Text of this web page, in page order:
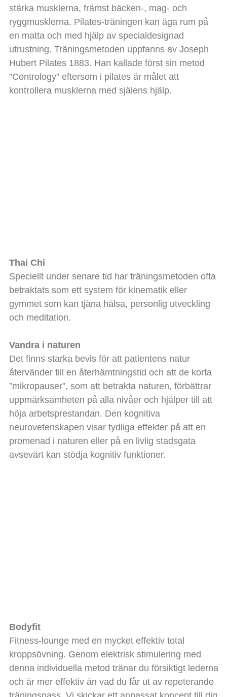
stärka musklerna, främst bäcken-, mag- och
ryggmusklerna. Pilates-träningen kan äga rum på
en matta och med hjälp av specialdesignad
utrustning. Träningsmetoden uppfanns av Joseph
Hubert Pilates 1883. Han kallade först sin metod
”Contrology” eftersom i pilates är målet att
kontrollera musklerna med själens hjälp.
Thai Chi
Speciellt under senare tid har träningsmetoden ofta
betraktats som ett system för kinematik eller
gymmet som kan tjäna hälsa, personlig utveckling
och meditation.
Vandra i naturen
Det finns starka bevis för att patientens natur
återvänder till en återhämtningstid och att de korta
”mikropauser”, som att betrakta naturen, förbättrar
uppmärksamheten på alla nivåer och hjälper till att
höja arbetsprestandan. Den kognitiva
neurovetenskapen visar tydliga effekter på att en
promenad i naturen eller på en livlig stadsgata
avsevärt kan stödja kognitiv funktioner.
Bodyfit
Fitness-lounge med en mycket effektiv total
kroppsövning. Genom elektrisk stimulering med
denna individuella metod tränar du försiktigt lederna
och är mer effektiv än vad du får ut av repeterande